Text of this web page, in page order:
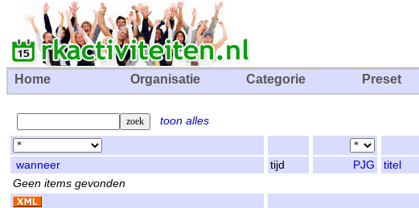
Home Organisatie Categorie Preset
toon alles
wanneer tijd PJG titel
Geen items gevonden